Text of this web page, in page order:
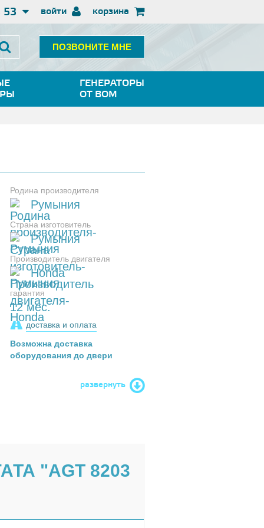
войти
53 корзина
ПОЗВОНИТЕ МНЕ
ГЕНЕРАТОРЫ
ОТ ВОМ
Родина производителя
Румыния
Страна изготовитель
Румыния
Производитель двигателя
Honda
гарантия
12 мес.
доставка и оплата
Возможна доставка
оборудования до двери
развернуть
"AGT 8203